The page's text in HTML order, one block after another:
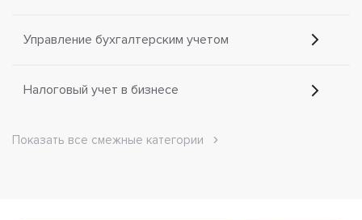
Управление бухгалтерским учетом
Налоговый учет в бизнесе
Показать все смежные категории